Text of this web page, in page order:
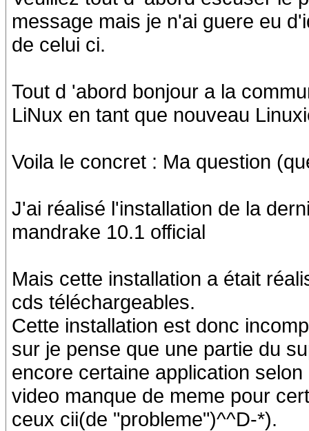
message mais je n'ai guere eu
de celui ci.
Tout d 'abord bonjour a la
LiNux en tant que nouveau
Voila le concret : Ma question
J'ai réalisé l'installation de la
mandrake 10.1 official
Mais cette installation a était
cds téléchargeables.
Cette installation est donc
sur je pense que une partie du
encore certaine application
video manque de meme pour
ceux cii(de "probleme")^^D-*).